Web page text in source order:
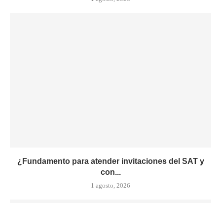
¿Fundamento para atender invitaciones del SAT y
con...
1 agosto, 2026